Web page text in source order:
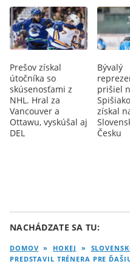
Prešov získal
útočníka so
skúsenosťami z
NHL. Hral za
Vancouver a
Ottawu, vyskúšal aj
DEL
Bývalý
prišiel
získal
Česku
NACHÁDZATE SA TU:
DOMOV » HOKEJ »
PREDSTAVIL TRÉNERA PRE